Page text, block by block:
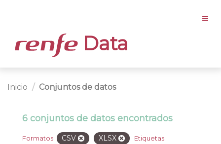
Data
Inicio Conjuntos de datos
6 conjuntos de datos encontrados
Formatos: CSV XLSX Etiquetas: